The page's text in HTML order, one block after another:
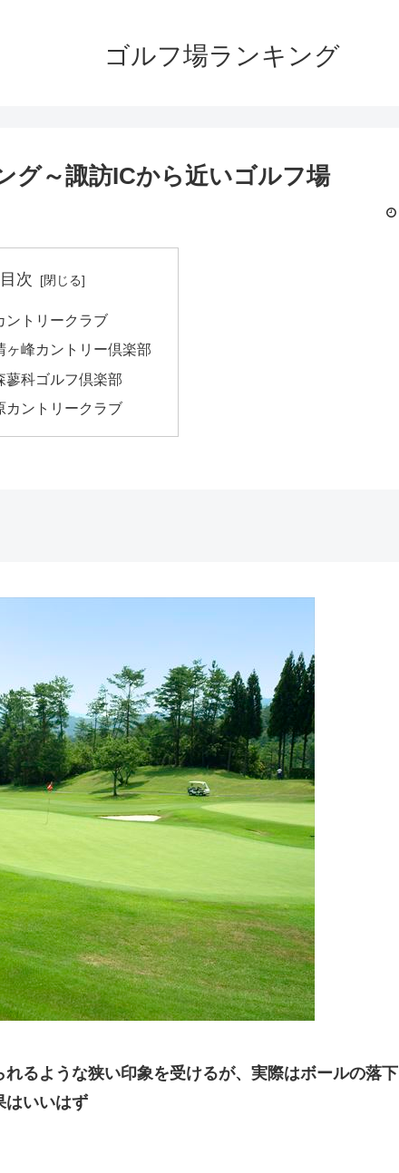
ゴルフ場ランキング
グ～諏訪ICから近いゴルフ場
目次
ントリークラブ
ヶ峰カントリー倶楽部
蓼科ゴルフ倶楽部
カントリークラブ
るような狭い印象を受けるが、実際はボールの落下
はいいはず